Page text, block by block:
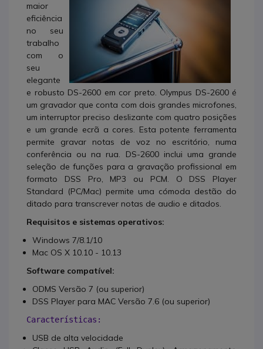
maior
eficiência
no seu
trabalho
com o
seu
elegante
e robusto DS-2600 em cor preto. Olympus DS-2600 é
um gravador que conta com dois grandes microfones,
um interruptor preciso deslizante com quatro posições
e um grande ecrã a cores. Esta potente ferramenta
permite gravar notas de voz no escritório, numa
conferência ou na rua. DS-2600 inclui uma grande
seleção de funções para a gravação profissional em
formato DSS Pro, MP3 ou PCM. O DSS Player
Standard (PC/Mac) permite uma cómoda destão do
ditado para transcrever notas de audio e ditados.
Requisitos e sistemas operativos:
Windows 7/8.1/10
Mac OS X 10.10 - 10.13
Software compatível:
ODMS Versão 7 (ou superior)
DSS Player para MAC Versão 7.6 (ou superior)
Características:
USB de alta velocidade